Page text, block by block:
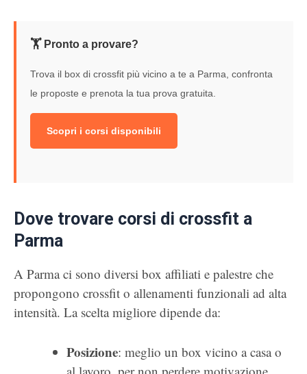
🏋️ Pronto a provare?
Trova il box di crossfit più vicino a te a Parma, confronta
le proposte e prenota la tua prova gratuita.
Scopri i corsi disponibili
Dove trovare corsi di crossfit a
Parma
A Parma ci sono diversi box affiliati e palestre che
propongono crossfit o allenamenti funzionali ad alta
intensità. La scelta migliore dipende da:
Posizione: meglio un box vicino a casa o